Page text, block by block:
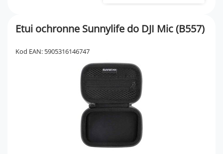
Etui ochronne Sunnylife do DJI Mic (B557)
Kod EAN: 5905316146747